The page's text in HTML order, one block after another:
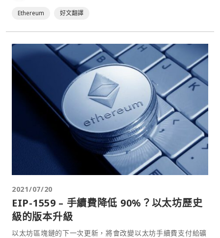
Ethereum 好文翻譯
2021/07/20
EIP-1559 – 手續費降低 90%？以太坊歷史
級的版本升級
以太坊區塊鏈的下一次更新，將會改變以太坊手續費支付給礦